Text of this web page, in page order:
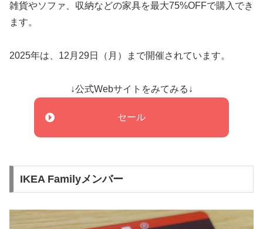
雑貨やソファ、収納などの家具を最大75%OFFで購入でき
ます。
2025年は、12月29日（月）まで開催されています。
↓公式Webサイトをみてみる↓
セール
IKEA Familyメンバー